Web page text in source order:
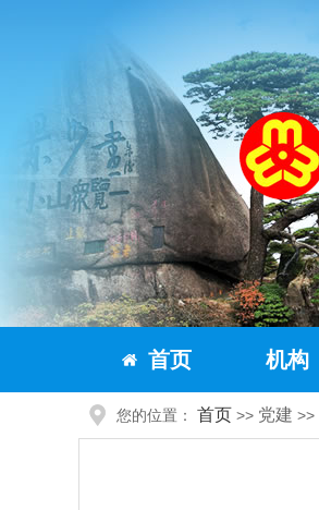
首页 机构
您的位置： 首页 >> 党建 >>